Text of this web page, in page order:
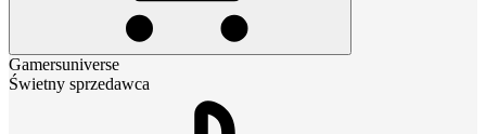
Gamersuniverse
Świetny sprzedawca